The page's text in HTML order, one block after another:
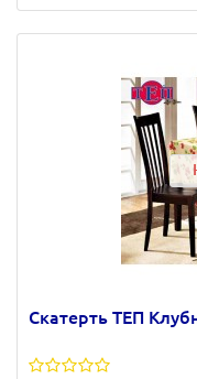
Скатерть ТЕП